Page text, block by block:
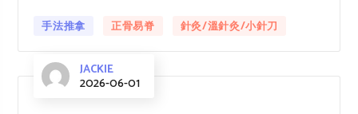
手法推拿 正骨易脊 針灸/溫針灸/小針刀
JACKIE
2026-06-01